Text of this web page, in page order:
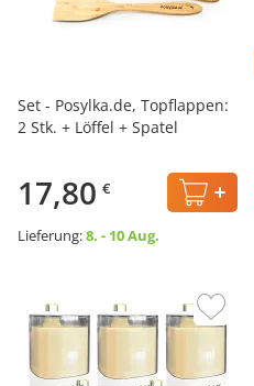
Set - Posylka.de, Topflappen:
2 Stk. + Löffel + Spatel
17,80 €
Lieferung:8. - 10 Aug.